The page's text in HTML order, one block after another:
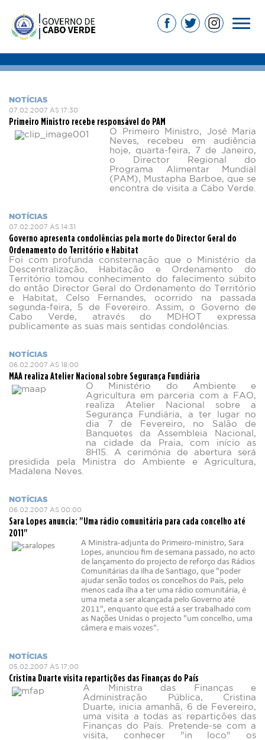
NOTÍCIAS
07.02.2007 ÀS 17:30
Primeiro Ministro recebe responsável do PAM
O Primeiro Ministro, José Maria
Neves, recebeu em audiência
hoje, quarta-feira, 7 de Janeiro,
o Director Regional do
Programa Alimentar Mundial
(PAM), Mustapha Barboe, que se
encontra de visita a Cabo Verde.
NOTÍCIAS
07.02.2007 ÀS 14:31
Governo apresenta condolências pela morte do Director Geral do
Ordenamento do Território e Habitat
Foi com profunda consternação que o Ministério da
Descentralização, Habitação e Ordenamento do
Território tomou conhecimento do falecimento súbito
do então Director Geral do Ordenamento do Território
e Habitat, Celso Fernandes, ocorrido na passada
segunda-feira, 5 de Fevereiro. Assim, o Governo de
Cabo Verde, através do MDHOT expressa
publicamente as suas mais sentidas condolências.
NOTÍCIAS
06.02.2007 ÀS 18:00
MAA realiza Atelier Nacional sobre Segurança Fundiária
O Ministério do Ambiente e
Agricultura em parceria com a FAO,
realiza Atelier Nacional sobre a
Segurança Fundiária, a ter lugar no
dia 7 de Fevereiro, no Salão de
Banquetes da Assembleia Nacional,
na cidade da Praia, com início as
8H15. A cerimónia de abertura será
presidida pela Ministra do Ambiente e Agricultura,
Madalena Neves.
NOTÍCIAS
06.02.2007 ÀS 00:00
Sara Lopes anuncia: "Uma rádio comunitária para cada concelho até
2011"
A Ministra-adjunta do Primeiro-ministro, Sara
Lopes, anunciou fim de semana passado, no acto
de lançamento do projecto de reforço das Rádios
Comunitárias da ilha de Santiago, que "poder
ajudar senão todos os concelhos do País, pelo
menos cada ilha a ter uma rádio comunitária, é
uma meta a ser alcançada pelo Governo até
2011", enquanto que está a ser trabalhado com
as Nações Unidas o projecto "um concelho, uma
câmera e mais vozes".
NOTÍCIAS
05.02.2007 ÀS 17:00
Cristina Duarte visita repartições das Finanças do País
A Ministra das Finanças e
Administração Pública, Cristina
Duarte, inicia amanhã, 6 de Fevereiro,
uma visita a todas as repartições das
Finanças do País. Pretende-se com a
visita, conhecer "in loco" os